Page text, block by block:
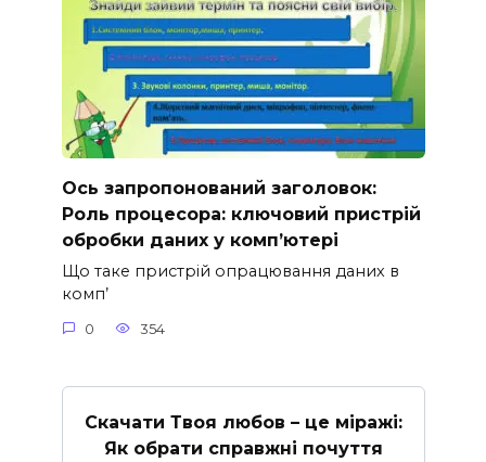
Ось запропонований заголовок:
Роль процесора: ключовий пристрій
обробки даних у комп’ютері
Що таке пристрій опрацювання даних в
комп’
0 354
Скачати Твоя любов – це міражі:
Як обрати справжні почуття